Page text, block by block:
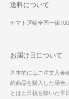
送料について
ヤマト運輸全国一律
お届け日について
基本的にはご注文入金
約商品を購入した場
とは土日祝を除いた平